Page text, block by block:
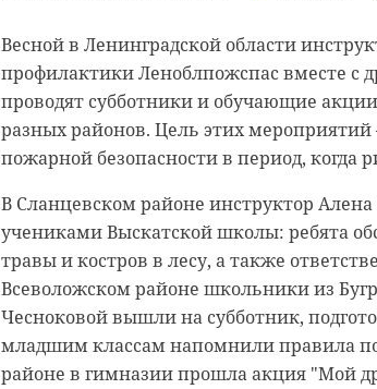
Весной в Ленинградской области
профилактики Леноблпожспас вместе
проводят субботники и обучающие
разных районов. Цель этих
пожарной безопасности в период, когда
В Сланцевском районе инструктор
учениками Выскатской школы: ребята
травы и костров в лесу, а также
Всеволожском районе школьники из
Чесноковой вышли на субботник,
младшим классам напомнили правила
районе в гимназии прошла акция "Мой
В Штабе общественной поддержки
предварительный показ
Воспоминания". Мероприятие
Благотворительного фонда
Гатчинского округа. Идея проекта
Фильм основан на четырех интервью с
участниками Великой Отечественной
вспоминают тяжелые годы войны и день
участвовали волонтеры: они
монтажом и участием в
контент-центра ЛенТВ24 Анастасия